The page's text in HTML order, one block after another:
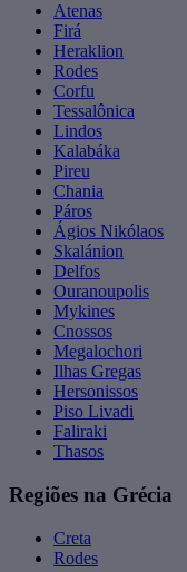
Atenas
Firá
Heraklion
Rodes
Corfu
Tessalônica
Lindos
Kalabáka
Pireu
Chania
Páros
Ágios Nikólaos
Skalánion
Delfos
Ouranoupolis
Mykines
Cnossos
Megalochori
Ilhas Gregas
Hersonissos
Piso Livadi
Faliraki
Thasos
Regiões na Grécia
Creta
Rodes